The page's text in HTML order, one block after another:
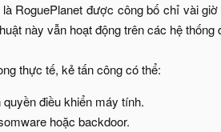
RoguePlanet được công bố chỉ vài
này vẫn hoạt động trên các hệ
thực tế, kẻ tấn công có thể:​
điều khiển máy tính.​
hoặc backdoor.​